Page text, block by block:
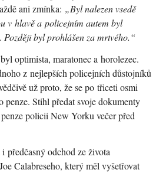
ani zmínka: „Byl nalezen vsedě
v hlavě a policejním autem byl
Později byl prohlášen za mrtvého.“
optimista, maratonec a horolezec.
z nejlepších policejních důstojníků
už proto, že se po třiceti osmi
penze. Stihl předat svoje dokumenty
policii New Yorku večer před
předčasný odchod ze života
Calabreseho, který měl vyšetřovat